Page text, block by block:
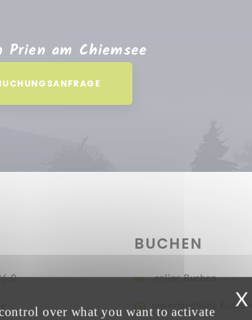
am Chiemsee
0
BUCHEN
online Buchen
unverbindliche X
over what you want to activate